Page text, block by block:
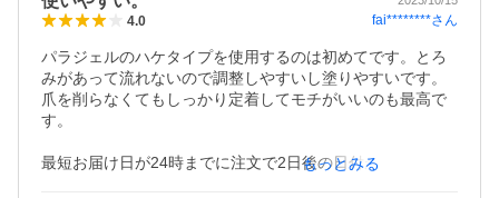
4.0 fai********さん
パラジェルのハケタイプを使用するのは初めてです。とろ
みがあって流れないので調整しやすいし塗りやすいです。
爪を削らなくてもしっかり定着してモチがいいのも最高で
す。
最短お届け日が24時までに注文で2日後の日付が表示されて
もっとみる